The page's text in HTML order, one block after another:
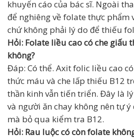
khuyến cáo của bác sĩ. Ngoài
để nghiêng về folate thực phẩm
chứ không phải lý do để thiếu
Hỏi: Folate liều cao có che giấu
không?
Đáp: Có thể. Axit folic liều cao
thức máu và che lấp thiếu B12
thần kinh vẫn tiến triển. Đây là
và người ăn chay không nên tự
mà bỏ qua kiểm tra B12.
Hỏi: Rau luộc có còn folate